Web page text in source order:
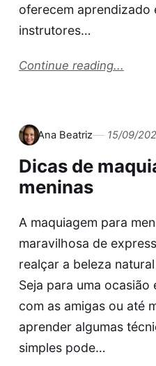
oferecem aprendizado
instrutores…
Continue reading...
Ana Beatriz 15/09/
Dicas de
meninas
A maquiagem para
maravilhosa de
realçar a beleza
Seja para uma ocasião
com as amigas ou até
aprender algumas
simples pode…